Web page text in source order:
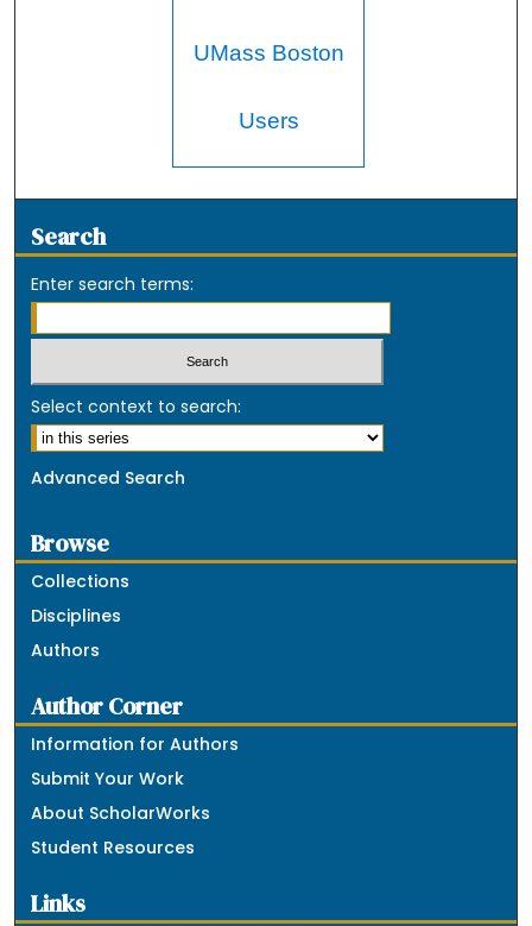
UMass Boston
Users
Search
Enter search terms:
Select context to search:
Advanced Search
Browse
Collections
Disciplines
Authors
Author Corner
Information for Authors
Submit Your Work
About ScholarWorks
Student Resources
Links